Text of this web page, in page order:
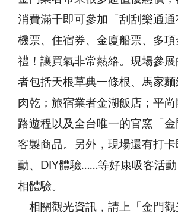
消費滿千即可參加「刮刮樂通
機票、住宿券、金廈船票、多
禮！讓買氣非常熱絡。現場參
者包括天根草典一條根、馬家
肉乾；旅宿業者金湖飯店；平
路遊程以及全台唯一的官窯「金
客製商品。另外，現場還有打
動、DIY體驗……等好康吸客活
相體驗。
相關觀光資訊，請上「金門觀